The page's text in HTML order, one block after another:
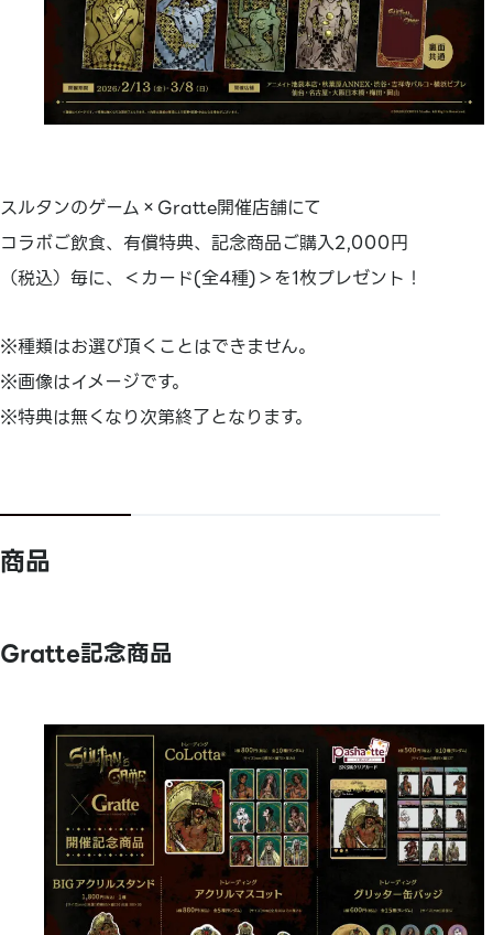
スルタンのゲーム×Gratte開催店舗にて
コラボご飲食、有償特典、記念商品ご購入2,000円
（税込）毎に、＜カード(全4種)＞を1枚プレゼント！
※種類はお選び頂くことはできません。
※画像はイメージです。
※特典は無くなり次第終了となります。
商品
Gratte記念商品